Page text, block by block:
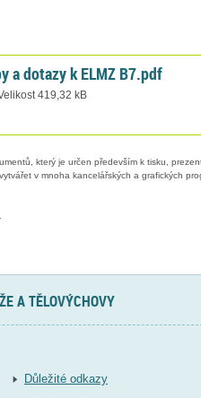
a dotazy k ELMZ B7.pdf
419,32 kB
který je určen především k tisku,
v mnoha kancelářských a grafických
A TĚLOVÝCHOVY
Důležité odkazy